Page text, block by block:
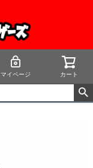
マイページ カート